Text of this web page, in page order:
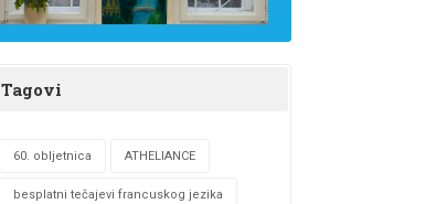
Tagovi
60. obljetnica ATHELIANCE
besplatni tečajevi francuskog jezika